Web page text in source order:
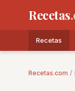
Recetas
Recetas
Recetas.com /